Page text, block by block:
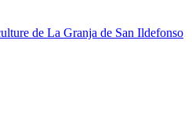
de La Granja de San Ildefonso